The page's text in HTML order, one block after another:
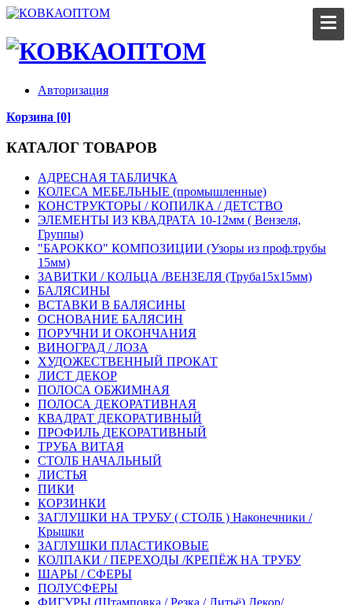
Авторизация
Корзина [0]
КАТАЛОГ ТОВАРОВ
АДРЕСНАЯ ТАБЛИЧКА
КОЛЕСА МЕБЕЛЬНЫЕ (промышленные)
КОНСТРУКТОРЫ / КОПИЛКА / ДЕТСТВО
ЭЛЕМЕНТЫ ИЗ КВАДРАТА 10-12мм ( Вензеля,
Группы)
"БАРОККО" КОМПОЗИЦИИ (Узоры из проф.трубы
15мм)
ЗАВИТКИ / КОЛЬЦА /ВЕНЗЕЛЯ (Труба15х15мм)
БАЛЯСИНЫ
ВСТАВКИ В БАЛЯСИНЫ
ОСНОВАНИЕ БАЛЯСИН
ПОРУЧНИ И ОКОНЧАНИЯ
ВИНОГРАД / ЛОЗА
ХУДОЖЕСТВЕННЫЙ ПРОКАТ
ЛИСТ ДЕКОР
ПОЛОСА ОБЖИМНАЯ
ПОЛОСА ДЕКОРАТИВНАЯ
КВАДРАТ ДЕКОРАТИВНЫЙ
ПРОФИЛЬ ДЕКОРАТИВНЫЙ
ТРУБА ВИТАЯ
СТОЛБ НАЧАЛЬНЫЙ
ЛИСТЬЯ
ПИКИ
КОРЗИНКИ
ЗАГЛУШКИ НА ТРУБУ ( СТОЛБ ) Наконечники /
Крышки
ЗАГЛУШКИ ПЛАСТИКОВЫЕ
КОЛПАКИ / ПЕРЕХОДЫ /КРЕПЁЖ НА ТРУБУ
ШАРЫ / СФЕРЫ
ПОЛУСФЕРЫ